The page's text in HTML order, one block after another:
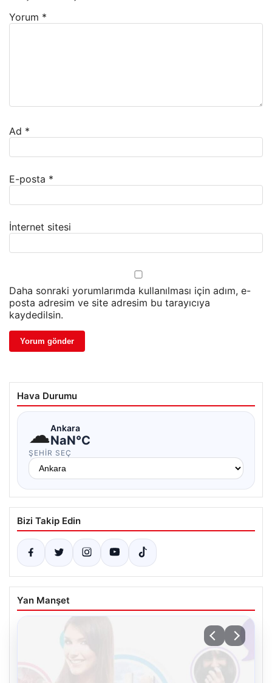
Yorum *
Ad *
E-posta *
İnternet sitesi
Daha sonraki yorumlarımda kullanılması için adım, e-
posta adresim ve site adresim bu tarayıcıya
kaydedilsin.
Hava Durumu
☁Ankara
NaN°C
ŞEHIR SEÇ
Bizi Takip Edin
Yan Manşet